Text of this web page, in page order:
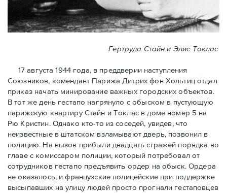
Гертруда Стайн и Элис Токлас
17 августа 1944 года, в преддверии наступления
Союзников, комендант Парижа Дитрих фон Хольтиц отдал
приказ начать минирование важных городских объектов.
В тот же день гестапо нагрянуло с обыском в пустующую
парижскую квартиру Стайн и Токлaс в домe номер 5 на
Рю Кристин. Однако кто-то из соседей, увидев, что
неизвестные в штатском взламывают дверь, позвонил в
полицию. На вызов прибыли двадцать стражей порядка во
главе с комиссаром полиции, который потребовал от
сотрудников гестапо предъявить ордер на обыск. Ордера
не оказалось, и французские полицейские при поддержке
высыпавших на улицу людей просто прогнали гестаповцев